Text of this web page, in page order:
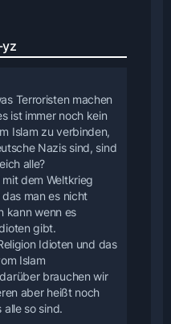
yz
Terroristen machen
ist immer noch kein
Islam zu verbinden,
Nazis sind, sind
alle?
dem Weltkrieg
man es nicht
kann wenn es
gibt.
Idioten und das
Islam
brauchen wir
aber heißt noch
alle so sind.